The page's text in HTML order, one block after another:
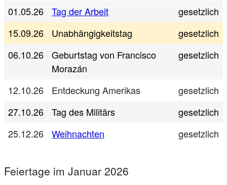
01.05.26
Tag der Arbeit
gesetzlich
15.09.26
Unabhängigkeitstag
gesetzlich
06.10.26
Geburtstag von Francisco
Morazán
gesetzlich
12.10.26 Entdeckung Amerikas
gesetzlich
27.10.26
Tag des Militärs
gesetzlich
25.12.26
Weihnachten gesetzlich
Feiertage im Januar 2026